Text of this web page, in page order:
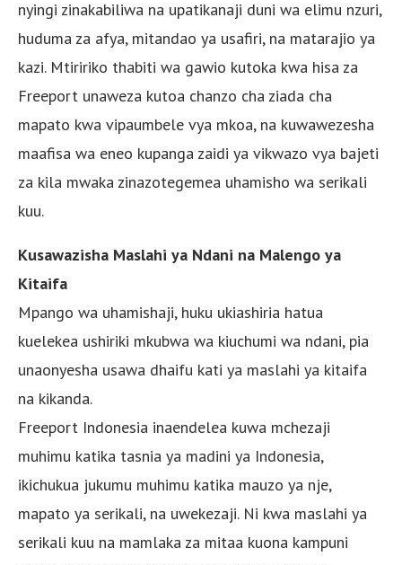
nyingi zinakabiliwa na upatikanaji duni wa elimu nzuri,
huduma za afya, mitandao ya usafiri, na matarajio ya
kazi. Mtiririko thabiti wa gawio kutoka kwa hisa za
Freeport unaweza kutoa chanzo cha ziada cha
mapato kwa vipaumbele vya mkoa, na kuwawezesha
maafisa wa eneo kupanga zaidi ya vikwazo vya bajeti
za kila mwaka zinazotegemea uhamisho wa serikali
kuu.
Kusawazisha Maslahi ya Ndani na Malengo ya
Kitaifa
Mpango wa uhamishaji, huku ukiashiria hatua
kuelekea ushiriki mkubwa wa kiuchumi wa ndani, pia
unaonyesha usawa dhaifu kati ya maslahi ya kitaifa
na kikanda.
Freeport Indonesia inaendelea kuwa mchezaji
muhimu katika tasnia ya madini ya Indonesia,
ikichukua jukumu muhimu katika mauzo ya nje,
mapato ya serikali, na uwekezaji. Ni kwa maslahi ya
serikali kuu na mamlaka za mitaa kuona kampuni